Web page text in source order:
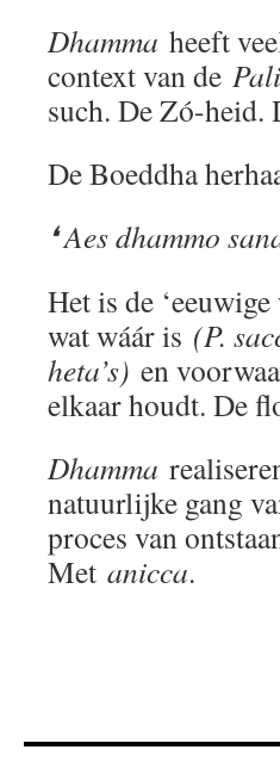
Dhamma heeft
context van de Pali
such. De Zó-heid.
De Boeddha
❛ Aes dhammo
Het is de
wat wáár is (P.
heta’s) en
elkaar houdt. De
Dhamma
natuurlijke gang
proces van
Met anicca.